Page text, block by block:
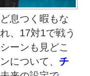
息つく暇もな
、17対1で戦う
ーンも見どこ
について、 チ